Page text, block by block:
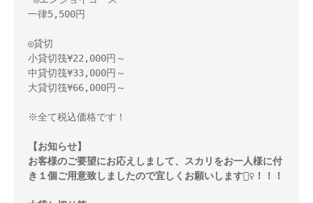
一律5,500円
◎貸切
小貸切筏¥22,000円～
中貸切筏¥33,000円～
大貸切筏¥66,000円～
※全て税込価格です！
【お知らせ】
お客様のご要望にお応えしまして、スカリをお一人様に付
き１個ご用意致しましたので宜しくお願いします🙇‍♀️！！！